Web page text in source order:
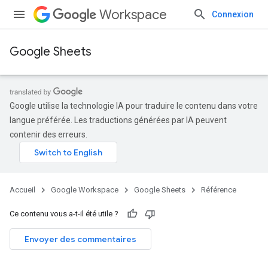
Workspace Connexion
Google Sheets
Google utilise la technologie IA pour traduire le contenu dans votre
langue préférée. Les traductions générées par IA peuvent
contenir des erreurs.
Accueil Google Workspace Google Sheets Référence
Ce contenu vous a-t-il été utile ?
Envoyer des commentaires